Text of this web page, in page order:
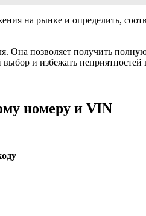
на рынке и определить,
Она позволяет получить
и избежать неприятностей
номеру и VIN